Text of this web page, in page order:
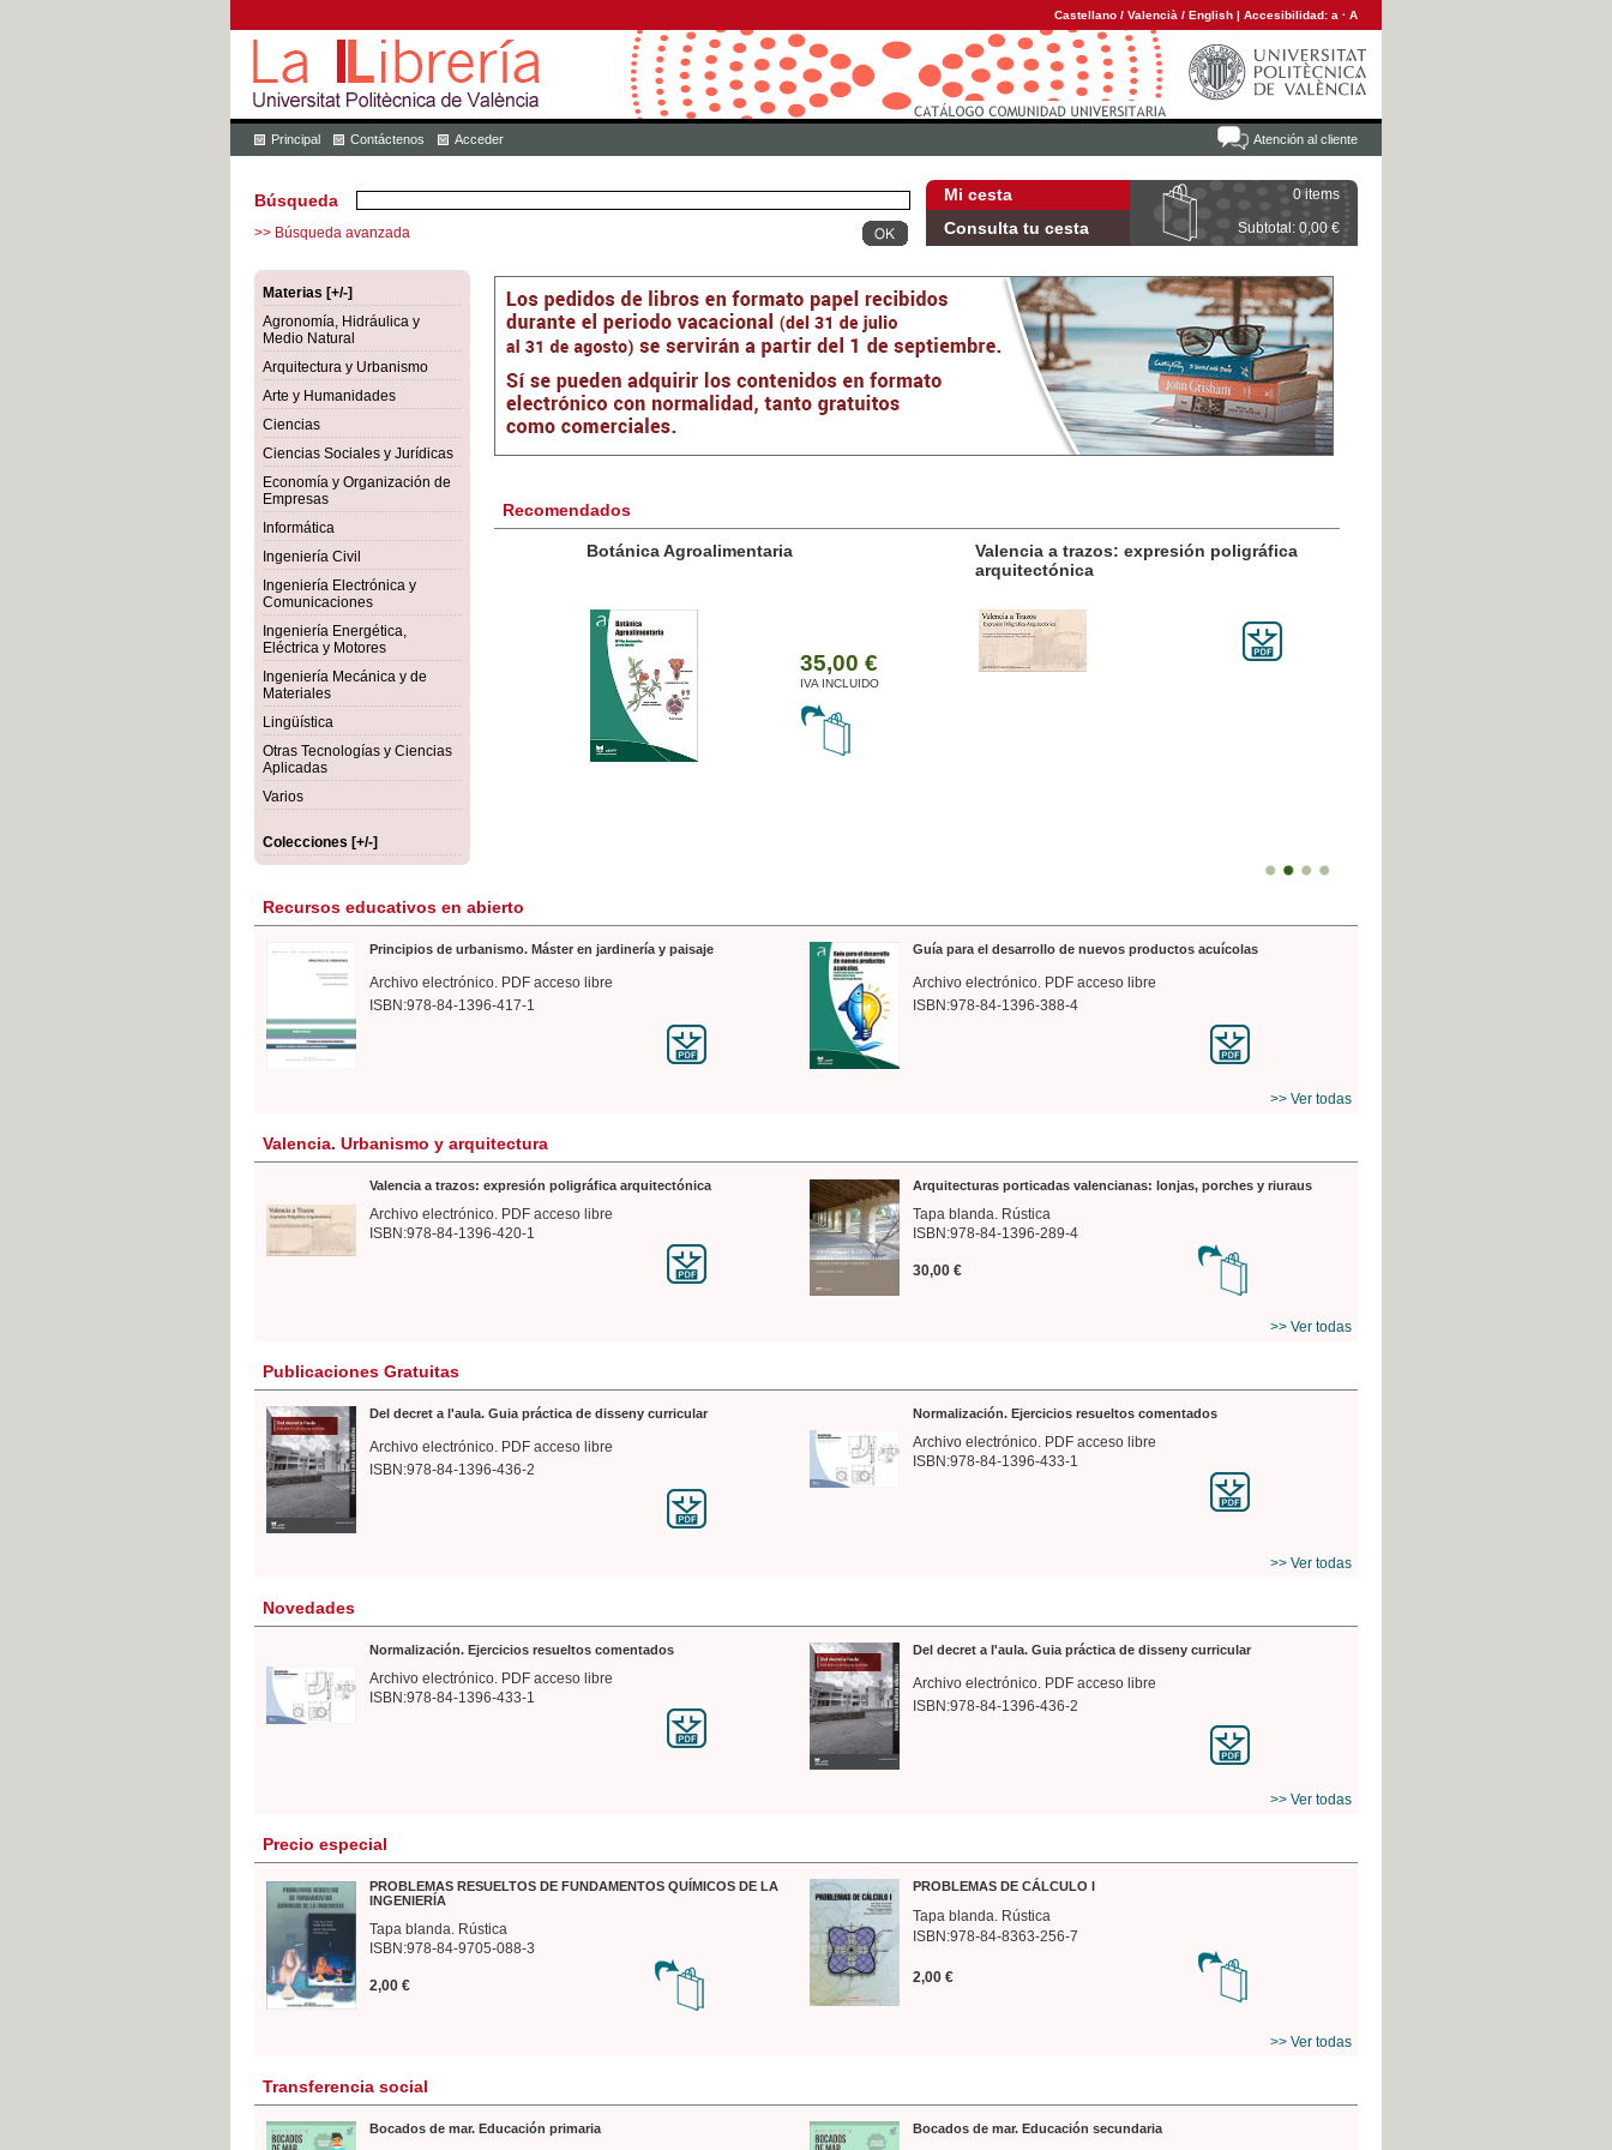
Castellano / Valencià / English | Accesibilidad: a · A
Atención al cliente
Principal Contáctenos Acceder
Mi cesta 0 items
Consulta tu cesta Subtotal: 0,00 €
Búsqueda
>> Búsqueda avanzada
Materias [+/-]
Agronomía, Hidráulica y
Medio Natural
Arquitectura y Urbanismo
Arte y Humanidades
Ciencias
Ciencias Sociales y Jurídicas
Economía y Organización de
Empresas
Informática
Ingeniería Civil
Ingeniería Electrónica y
Comunicaciones
Ingeniería Energética,
Eléctrica y Motores
Ingeniería Mecánica y de
Materiales
Lingüística
Otras Tecnologías y Ciencias
Aplicadas
Varios
Colecciones [+/-]
Recomendados
Botánica Agroalimentaria
Valencia a trazos: expresión poligráfica
arquitectónica
Recursos educativos en abierto
Principios de urbanismo. Máster en jardinería y paisaje
Archivo electrónico. PDF acceso libre
ISBN:978-84-1396-417-1
Guía para el desarrollo de nuevos productos acuícolas
Archivo electrónico. PDF acceso libre
ISBN:978-84-1396-388-4
>> Ver todas
Valencia. Urbanismo y arquitectura
Valencia a trazos: expresión poligráfica arquitectónica
Archivo electrónico. PDF acceso libre
ISBN:978-84-1396-420-1
Arquitecturas porticadas valencianas: lonjas, porches y riuraus
Tapa blanda. Rústica
ISBN:978-84-1396-289-4
30,00 €
>> Ver todas
Publicaciones Gratuitas
Del decret a l'aula. Guia práctica de disseny curricular
Archivo electrónico. PDF acceso libre
ISBN:978-84-1396-436-2
Normalización. Ejercicios resueltos comentados
Archivo electrónico. PDF acceso libre
ISBN:978-84-1396-433-1
>> Ver todas
Novedades
Normalización. Ejercicios resueltos comentados
Archivo electrónico. PDF acceso libre
ISBN:978-84-1396-433-1
Del decret a l'aula. Guia práctica de disseny curricular
Archivo electrónico. PDF acceso libre
ISBN:978-84-1396-436-2
>> Ver todas
Precio especial
PROBLEMAS RESUELTOS DE FUNDAMENTOS QUÍMICOS DE LA
INGENIERÍA
Tapa blanda. Rústica
ISBN:978-84-9705-088-3
2,00 €
PROBLEMAS DE CÁLCULO I
Tapa blanda. Rústica
ISBN:978-84-8363-256-7
2,00 €
>> Ver todas
Transferencia social
Bocados de mar. Educación primaria Bocados de mar. Educación secundaria